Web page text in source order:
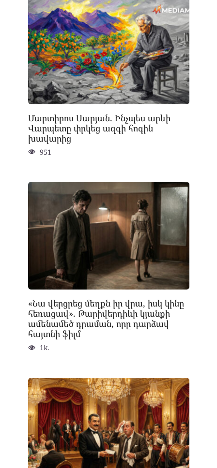
Մարտիրոս Սարյան. Ինչպես արևի
Վարպետը փրկեց ազգի հոգին
խավարից
951
«Նա վերցրեց մեղքն իր վրա, իսկ կինը
հեռացավ». Թարիվերդիևի կյանքի
ամենամեծ դրաման, որը դարձավ
հայտնի ֆիլմ
1k.